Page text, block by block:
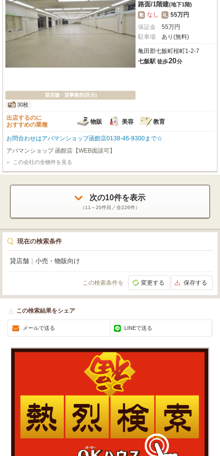
貸店舗・貸事務所(区分)
30枚
路面/1階建(地下1階)
敷 なし 礼 55万円
保証金
55万円
駐車場
あり(無料)
亀田郡七飯町桜町1-2-7
七飯駅 徒歩20分
出店するのに
おすすめの業種
物販 美容 教育
お問合わせはアパマンショップ函館店0138-46-9300まで☆
アパマンショップ 函館店【WEB面談可】
この会社の全物件を見る
次の10件を表示
（11～20件目／全226件）
現在の検索条件
貸店舗 小売・物販向け
この検索条件を 変更する 保存する
この検索結果をシェア
メールで送る LINEで送る